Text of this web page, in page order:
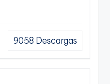
9058 Descargas